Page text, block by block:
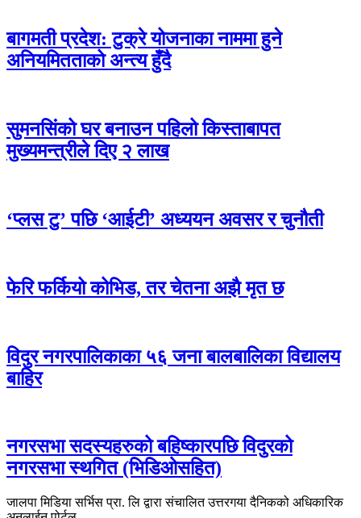
बागमती प्रदेश: टुक्रे योजनाका नाममा हुने
अनियमितताको अन्त्य हुँदै
सुमनसिंको घर बनाउन पहिलो किस्ताबापत
मुख्यमन्त्रीले दिए २ लाख
‘प्लस टु’ पछि ‘आईटी’ अध्ययन अवसर र चुनौती
फेरि फर्कियो कोभिड, तर चेतना अझै मृत छ
विदुर नगरपालिकाका ५६ जना बालबालिका विद्यालय
बाहिर
नगरसभा सदस्यहरुको बहिष्कारपछि विदुरको
नगरसभा स्थगित (भिडिओसहित)
जालपा मिडिया सर्भिस प्रा. लि द्वारा संचालित उत्तरगया दैनिकको अधिकारिक